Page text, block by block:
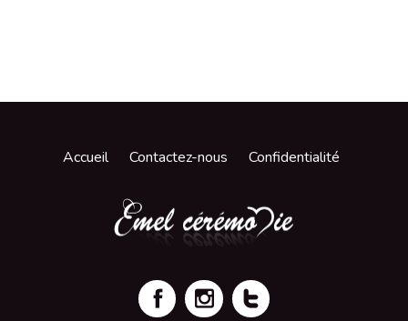
Accueil Contactez-nous Confidentialité